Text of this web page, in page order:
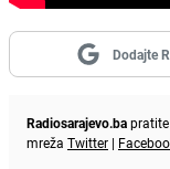
Dodajte
Radiosarajevo.ba
mreža Twitter |